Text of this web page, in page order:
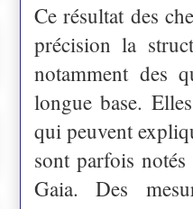
Ce résultat des
précision la
notamment des
longue base.
qui peuvent
sont parfois
Gaia. Des